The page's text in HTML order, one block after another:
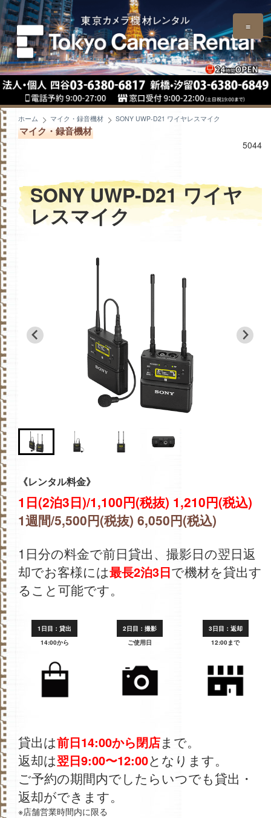
≡
ホーム マイク・録音機材 SONY UWP-D21 ワイヤレスマイク
マイク・録音機材
5044
SONY UWP-D21 ワイヤ
レスマイク
《レンタル料金》
1日(2泊3日)/1,100円(税抜) 1,210円(税込)
1週間/5,500円(税抜) 6,050円(税込)
1日分の料金で前日貸出、撮影日の翌日返
却でお客様には最長2泊3日で機材を貸出す
ること可能です。
1日目：貸出
14:00から
2日目：撮影
ご使用日
3日目：返却
12:00まで
貸出は前日14:00から閉店まで。
返却は翌日9:00〜12:00となります。
ご予約の期間内でしたらいつでも貸出・
返却ができます。
※店舗営業時間内に限る